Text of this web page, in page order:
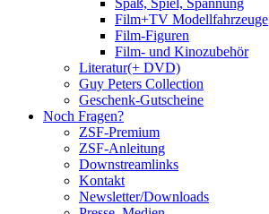
Spaß, Spiel, Spannung
Film+TV Modellfahrzeuge
Film-Figuren
Film- und Kinozubehör
Literatur(+ DVD)
Guy Peters Collection
Geschenk-Gutscheine
Noch Fragen?
ZSF-Premium
ZSF-Anleitung
Downstreamlinks
Kontakt
Newsletter/Downloads